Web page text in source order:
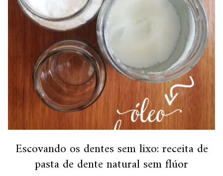
Escovando os dentes sem lixo: receita de
pasta de dente natural sem flúor